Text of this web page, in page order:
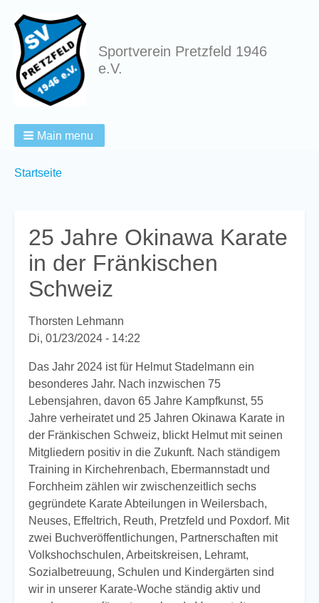
Sportverein Pretzfeld 1946
e.V.
Main menu
Breadcrumbs
You
Startseite
25 Jahre Okinawa Karate
in der Fränkischen
Schweiz
Thorsten Lehmann
Di, 01/23/2024 - 14:22
Das Jahr 2024 ist für Helmut Stadelmann ein
besonderes Jahr. Nach inzwischen 75
Lebensjahren, davon 65 Jahre Kampfkunst, 55
Jahre verheiratet und 25 Jahren Okinawa Karate in
der Fränkischen Schweiz, blickt Helmut mit seinen
Mitgliedern positiv in die Zukunft. Nach ständigem
Training in Kirchehrenbach, Ebermannstadt und
Forchheim zählen wir zwischenzeitlich sechs
gegründete Karate Abteilungen in Weilersbach,
Neuses, Effeltrich, Reuth, Pretzfeld und Poxdorf. Mit
zwei Buchveröffentlichungen, Partnerschaften mit
Volkshochschulen, Arbeitskreisen, Lehramt,
Sozialbetreuung, Schulen und Kindergärten sind
wir in unserer Karate-Woche ständig aktiv und